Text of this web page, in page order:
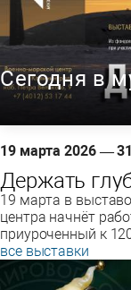
19 марта 2026 —
Сегодня в
Держать
19 марта в
центра начнёт
приуроченный к
все выставки